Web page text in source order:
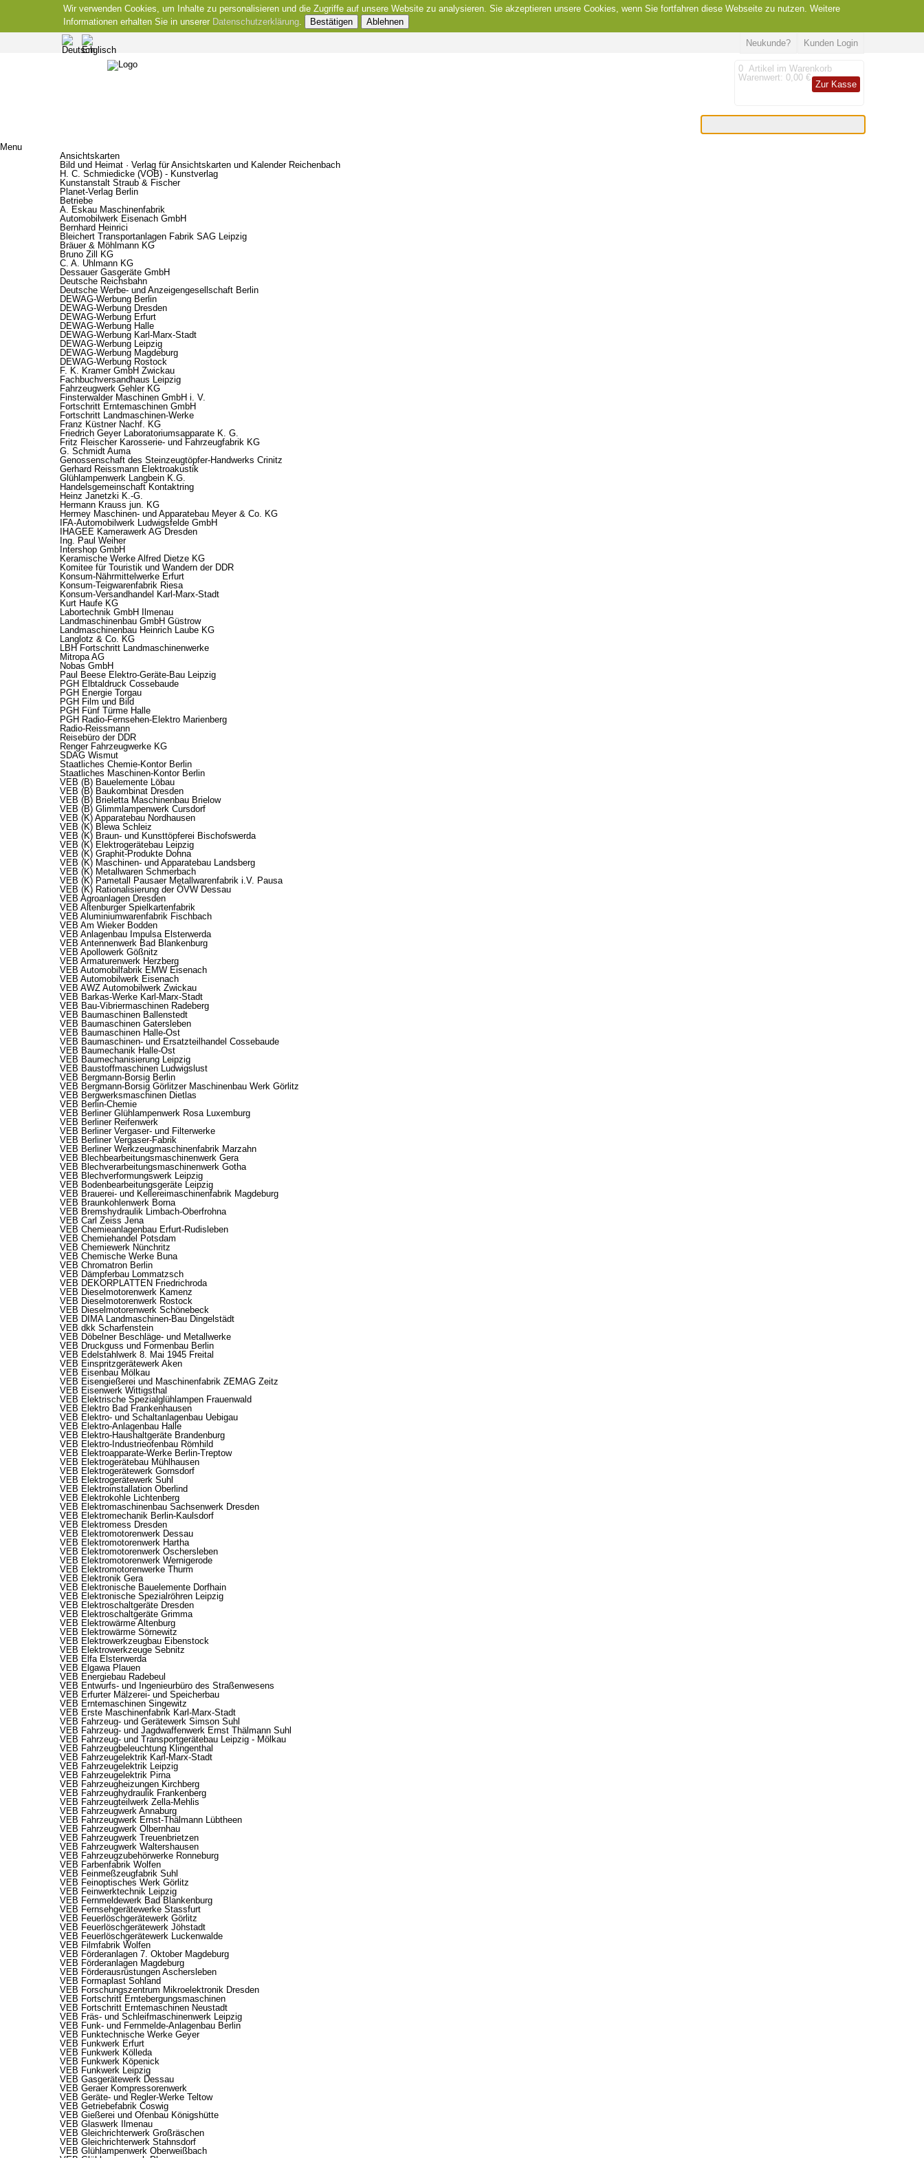
Wir verwenden Cookies, um Inhalte zu personalisieren und die Zugriffe auf unsere Website zu analysieren. Sie akzeptieren unsere Cookies, wenn Sie fortfahren diese Webseite zu nutzen. Weitere
Informationen erhalten Sie in unserer Datenschutzerklärung. Bestätigen Ablehnen
Kunden Login
Neukunde?
0 Artikel im Warenkorb
Warenwert: 0,00 €
Zur Kasse
Menu
Ansichtskarten
Bild und Heimat · Verlag für Ansichtskarten und Kalender Reichenbach
H. C. Schmiedicke (VOB) - Kunstverlag
Kunstanstalt Straub & Fischer
Planet-Verlag Berlin
Betriebe
A. Eskau Maschinenfabrik
Automobilwerk Eisenach GmbH
Bernhard Heinrici
Bleichert Transportanlagen Fabrik SAG Leipzig
Bräuer & Möhlmann KG
Bruno Zill KG
C. A. Uhlmann KG
Dessauer Gasgeräte GmbH
Deutsche Reichsbahn
Deutsche Werbe- und Anzeigengesellschaft Berlin
DEWAG-Werbung Berlin
DEWAG-Werbung Dresden
DEWAG-Werbung Erfurt
DEWAG-Werbung Halle
DEWAG-Werbung Karl-Marx-Stadt
DEWAG-Werbung Leipzig
DEWAG-Werbung Magdeburg
DEWAG-Werbung Rostock
F. K. Kramer GmbH Zwickau
Fachbuchversandhaus Leipzig
Fahrzeugwerk Gehler KG
Finsterwalder Maschinen GmbH i. V.
Fortschritt Erntemaschinen GmbH
Fortschritt Landmaschinen-Werke
Franz Küstner Nachf. KG
Friedrich Geyer Laboratoriumsapparate K. G.
Fritz Fleischer Karosserie- und Fahrzeugfabrik KG
G. Schmidt Auma
Genossenschaft des Steinzeugtöpfer-Handwerks Crinitz
Gerhard Reissmann Elektroakustik
Glühlampenwerk Langbein K.G.
Handelsgemeinschaft Kontaktring
Heinz Janetzki K.-G.
Hermann Krauss jun. KG
Hermey Maschinen- und Apparatebau Meyer & Co. KG
IFA-Automobilwerk Ludwigsfelde GmbH
IHAGEE Kamerawerk AG Dresden
Ing. Paul Weiher
Intershop GmbH
Keramische Werke Alfred Dietze KG
Komitee für Touristik und Wandern der DDR
Konsum-Nährmittelwerke Erfurt
Konsum-Teigwarenfabrik Riesa
Konsum-Versandhandel Karl-Marx-Stadt
Kurt Haufe KG
Labortechnik GmbH Ilmenau
Landmaschinenbau GmbH Güstrow
Landmaschinenbau Heinrich Laube KG
Langlotz & Co. KG
LBH Fortschritt Landmaschinenwerke
Mitropa AG
Nobas GmbH
Paul Beese Elektro-Geräte-Bau Leipzig
PGH Elbtaldruck Cossebaude
PGH Energie Torgau
PGH Film und Bild
PGH Fünf Türme Halle
PGH Radio-Fernsehen-Elektro Marienberg
Radio-Reissmann
Reisebüro der DDR
Renger Fahrzeugwerke KG
SDAG Wismut
Staatliches Chemie-Kontor Berlin
Staatliches Maschinen-Kontor Berlin
VEB (B) Bauelemente Löbau
VEB (B) Baukombinat Dresden
VEB (B) Brieletta Maschinenbau Brielow
VEB (B) Glimmlampenwerk Cursdorf
VEB (K) Apparatebau Nordhausen
VEB (K) Blewa Schleiz
VEB (K) Braun- und Kunsttöpferei Bischofswerda
VEB (K) Elektrogerätebau Leipzig
VEB (K) Graphit-Produkte Dohna
VEB (K) Maschinen- und Apparatebau Landsberg
VEB (K) Metallwaren Schmerbach
VEB (K) Pametall Pausaer Metallwarenfabrik i.V. Pausa
VEB (K) Rationalisierung der ÖVW Dessau
VEB Agroanlagen Dresden
VEB Altenburger Spielkartenfabrik
VEB Aluminiumwarenfabrik Fischbach
VEB Am Wieker Bodden
VEB Anlagenbau Impulsa Elsterwerda
VEB Antennenwerk Bad Blankenburg
VEB Apollowerk Gößnitz
VEB Armaturenwerk Herzberg
VEB Automobilfabrik EMW Eisenach
VEB Automobilwerk Eisenach
VEB AWZ Automobilwerk Zwickau
VEB Barkas-Werke Karl-Marx-Stadt
VEB Bau-Vibriermaschinen Radeberg
VEB Baumaschinen Ballenstedt
VEB Baumaschinen Gatersleben
VEB Baumaschinen Halle-Ost
VEB Baumaschinen- und Ersatzteilhandel Cossebaude
VEB Baumechanik Halle-Ost
VEB Baumechanisierung Leipzig
VEB Baustoffmaschinen Ludwigslust
VEB Bergmann-Borsig Berlin
VEB Bergmann-Borsig Görlitzer Maschinenbau Werk Görlitz
VEB Bergwerksmaschinen Dietlas
VEB Berlin-Chemie
VEB Berliner Glühlampenwerk Rosa Luxemburg
VEB Berliner Reifenwerk
VEB Berliner Vergaser- und Filterwerke
VEB Berliner Vergaser-Fabrik
VEB Berliner Werkzeugmaschinenfabrik Marzahn
VEB Blechbearbeitungsmaschinenwerk Gera
VEB Blechverarbeitungsmaschinenwerk Gotha
VEB Blechverformungswerk Leipzig
VEB Bodenbearbeitungsgeräte Leipzig
VEB Brauerei- und Kellereimaschinenfabrik Magdeburg
VEB Braunkohlenwerk Borna
VEB Bremshydraulik Limbach-Oberfrohna
VEB Carl Zeiss Jena
VEB Chemieanlagenbau Erfurt-Rudisleben
VEB Chemiehandel Potsdam
VEB Chemiewerk Nünchritz
VEB Chemische Werke Buna
VEB Chromatron Berlin
VEB Dämpferbau Lommatzsch
VEB DEKORPLATTEN Friedrichroda
VEB Dieselmotorenwerk Kamenz
VEB Dieselmotorenwerk Rostock
VEB Dieselmotorenwerk Schönebeck
VEB DIMA Landmaschinen-Bau Dingelstädt
VEB dkk Scharfenstein
VEB Döbelner Beschläge- und Metallwerke
VEB Druckguss und Formenbau Berlin
VEB Edelstahlwerk 8. Mai 1945 Freital
VEB Einspritzgerätewerk Aken
VEB Eisenbau Mölkau
VEB Eisengießerei und Maschinenfabrik ZEMAG Zeitz
VEB Eisenwerk Wittigsthal
VEB Elektrische Spezialglühlampen Frauenwald
VEB Elektro Bad Frankenhausen
VEB Elektro- und Schaltanlagenbau Uebigau
VEB Elektro-Anlagenbau Halle
VEB Elektro-Haushaltgeräte Brandenburg
VEB Elektro-Industrieofenbau Römhild
VEB Elektroapparate-Werke Berlin-Treptow
VEB Elektrogerätebau Mühlhausen
VEB Elektrogerätewerk Gornsdorf
VEB Elektrogerätewerk Suhl
VEB Elektroinstallation Oberlind
VEB Elektrokohle Lichtenberg
VEB Elektromaschinenbau Sachsenwerk Dresden
VEB Elektromechanik Berlin-Kaulsdorf
VEB Elektromess Dresden
VEB Elektromotorenwerk Dessau
VEB Elektromotorenwerk Hartha
VEB Elektromotorenwerk Oschersleben
VEB Elektromotorenwerk Wernigerode
VEB Elektromotorenwerke Thurm
VEB Elektronik Gera
VEB Elektronische Bauelemente Dorfhain
VEB Elektronische Spezialröhren Leipzig
VEB Elektroschaltgeräte Dresden
VEB Elektroschaltgeräte Grimma
VEB Elektrowärme Altenburg
VEB Elektrowärme Sörnewitz
VEB Elektrowerkzeugbau Eibenstock
VEB Elektrowerkzeuge Sebnitz
VEB Elfa Elsterwerda
VEB Elgawa Plauen
VEB Energiebau Radebeul
VEB Entwurfs- und Ingenieurbüro des Straßenwesens
VEB Erfurter Mälzerei- und Speicherbau
VEB Erntemaschinen Singewitz
VEB Erste Maschinenfabrik Karl-Marx-Stadt
VEB Fahrzeug- und Gerätewerk Simson Suhl
VEB Fahrzeug- und Jagdwaffenwerk Ernst Thälmann Suhl
VEB Fahrzeug- und Transportgerätebau Leipzig - Mölkau
VEB Fahrzeugbeleuchtung Klingenthal
VEB Fahrzeugelektrik Karl-Marx-Stadt
VEB Fahrzeugelektrik Leipzig
VEB Fahrzeugelektrik Pirna
VEB Fahrzeugheizungen Kirchberg
VEB Fahrzeughydraulik Frankenberg
VEB Fahrzeugteilwerk Zella-Mehlis
VEB Fahrzeugwerk Annaburg
VEB Fahrzeugwerk Ernst-Thälmann Lübtheen
VEB Fahrzeugwerk Olbernhau
VEB Fahrzeugwerk Treuenbrietzen
VEB Fahrzeugwerk Waltershausen
VEB Fahrzeugzubehörwerke Ronneburg
VEB Farbenfabrik Wolfen
VEB Feinmeßzeugfabrik Suhl
VEB Feinoptisches Werk Görlitz
VEB Feinwerktechnik Leipzig
VEB Fernmeldewerk Bad Blankenburg
VEB Fernsehgerätewerke Stassfurt
VEB Feuerlöschgerätewerk Görlitz
VEB Feuerlöschgerätewerk Jöhstadt
VEB Feuerlöschgerätewerk Luckenwalde
VEB Filmfabrik Wolfen
VEB Förderanlagen 7. Oktober Magdeburg
VEB Förderanlagen Magdeburg
VEB Förderausrüstungen Aschersleben
VEB Formaplast Sohland
VEB Forschungszentrum Mikroelektronik Dresden
VEB Fortschritt Erntebergungsmaschinen
VEB Fortschritt Erntemaschinen Neustadt
VEB Fräs- und Schleifmaschinenwerk Leipzig
VEB Funk- und Fernmelde-Anlagenbau Berlin
VEB Funktechnische Werke Geyer
VEB Funkwerk Erfurt
VEB Funkwerk Kölleda
VEB Funkwerk Köpenick
VEB Funkwerk Leipzig
VEB Gasgerätewerk Dessau
VEB Geraer Kompressorenwerk
VEB Geräte- und Regler-Werke Teltow
VEB Getriebefabrik Coswig
VEB Gießerei und Ofenbau Königshütte
VEB Glaswerk Ilmenau
VEB Gleichrichterwerk Großräschen
VEB Gleichrichterwerk Stahnsdorf
VEB Glühlampenwerk Oberweißbach